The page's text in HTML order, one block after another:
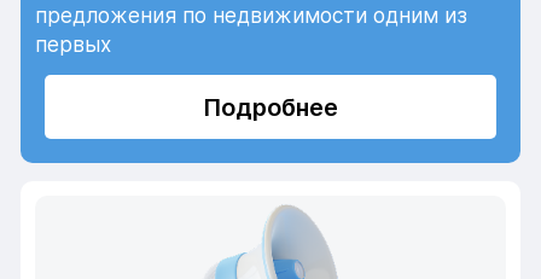
предложения по недвижимости одним из
первых
Подробнее